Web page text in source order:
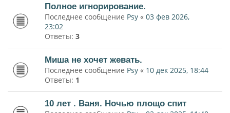
Полное игнорирование.
Последнее сообщение Psy « 03 фев 2026,
23:02
Ответы: 3
Миша не хочет жевать.
Последнее сообщение Psy « 10 дек 2025, 18:44
Ответы: 1
10 лет . Ваня. Ночью площо спит